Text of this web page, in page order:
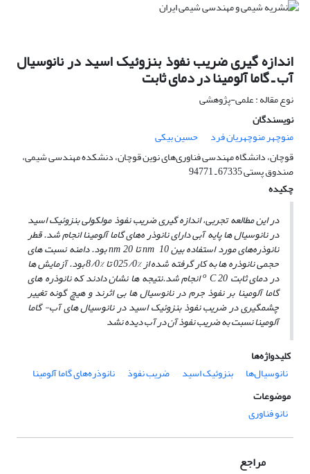
اندازه گیری ضریب نفوذ بنزوئیک اسید در نانوسیال
آب ـ گاما آلومینا در دمای ثابت
نوع مقاله : علمی-پژوهشی
نویسندگان
منوچهر منوچهریان فرد
حسین بیکی
قوچان، دانشگاه مهندسی فناوری‌های نوین قوچان، دنشکده مهندسی شیمی،
صندوق پستی 67335 ـ 94771
چکیده
در این مطالعه تجربی، اندازه گیری ضریب نفوذ مولکولی بنزوئیک اسید
در نانوسیال‌ ها پایه آبی دارای نانوذر ه‌های گاما آلومینا انجام شد. قطر
نانوذره‌های مورد استفاده بین nm 10 تا nm 20 بود. دامنه نسبت‌ های
حجمی نانوذره ‌ها به‌ کار گرفته شده از %025/0 تا %8/0 بود. آزمایش ‌ها
در دمای ثابت oC 20 انجام شد.نتیجه‌ ها نشان دادند که نانوذره‌ های
گاما آلومینا بر نفوذ جرم در نانوسیال‌ ها بی‌ اثرند و هیچ گونه تغییر
چشمگیری در ضریب نفوذ بنزوئیک اسید در نانوسیال‌ های آب- گاما
آلومینا نسبت به ضریب نفوذ آن در آب دیده نشد
کلیدواژه‌ها
نانوسیال‌ها
بنزوئیک اسید ضریب نفوذ
نانوذره‌های گاما آلومینا
موضوعات
نانو فناوری
مراجع